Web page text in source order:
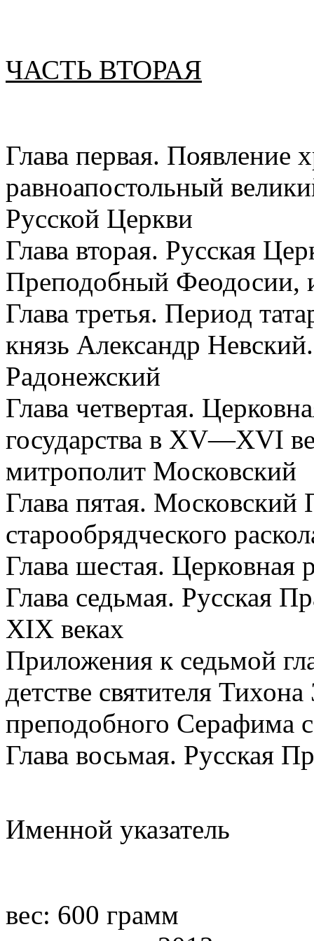
ЧАСТЬ ВТОРАЯ
Глава первая. Появление
равноапостольный
Русской Церкви
Глава вторая. Русская
Преподобный Феодосии,
Глава третья. Период
князь Александр
Радонежский
Глава четвертая.
государства в XV—XVI
митрополит Московский
Глава пятая. Московский
старообрядческого
Глава шестая. Церковная
Глава седьмая. Русская
XIX веках
Приложения к седьмой
детстве святителя
преподобного Серафима
Глава восьмая. Русская
Именной указатель
вес: 600 грамм